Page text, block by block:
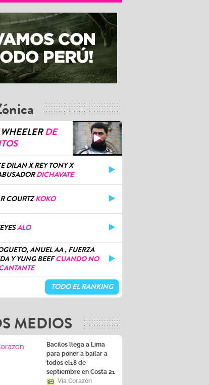
DE
DILAN X REY TONY X
DICHAVATE
COURTZKOKO
ALO
ANUEL AA , FUERZA
Y YUNG BEEFCUANDO NO
TODO EL RANKING
MEDIOS
Bacilos llega a Lima
para poner a bailar a
todos el18 de
septiembre en Costa 21
Vía Corazón